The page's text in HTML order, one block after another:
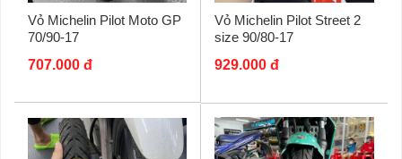
Vỏ Michelin Pilot Moto GP
70/90-17
707.000 đ
Vỏ Michelin Pilot Street 2
size 90/80-17
929.000 đ